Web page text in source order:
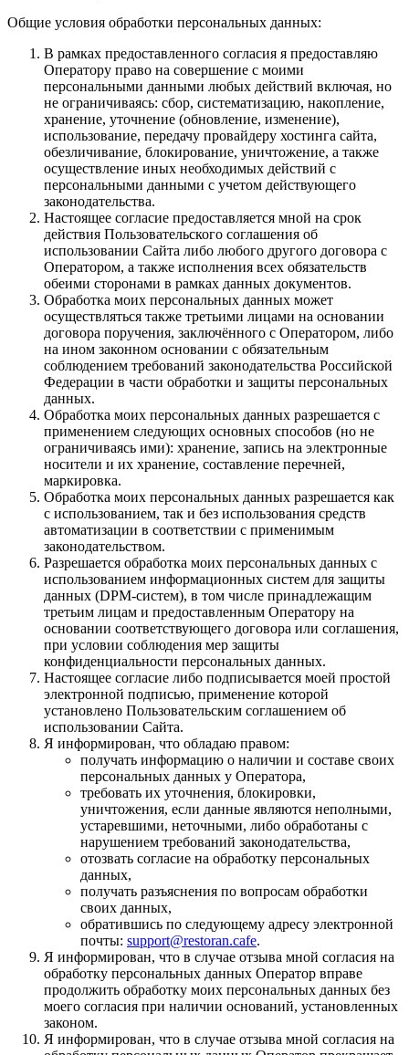
Общие условия обработки персональных данных:
В рамках предоставленного согласия я предоставляю
Оператору право на совершение с моими
персональными данными любых действий включая, но
не ограничиваясь: сбор, систематизацию, накопление,
хранение, уточнение (обновление, изменение),
использование, передачу провайдеру хостинга сайта,
обезличивание, блокирование, уничтожение, а также
осуществление иных необходимых действий с
персональными данными с учетом действующего
законодательства.
Настоящее согласие предоставляется мной на срок
действия Пользовательского соглашения об
использовании Сайта либо любого другого договора с
Оператором, а также исполнения всех обязательств
обеими сторонами в рамках данных документов.
Обработка моих персональных данных может
осуществляться также третьими лицами на основании
договора поручения, заключённого с Оператором, либо
на ином законном основании с обязательным
соблюдением требований законодательства Российской
Федерации в части обработки и защиты персональных
данных.
Обработка моих персональных данных разрешается с
применением следующих основных способов (но не
ограничиваясь ими): хранение, запись на электронные
носители и их хранение, составление перечней,
маркировка.
Обработка моих персональных данных разрешается как
с использованием, так и без использования средств
автоматизации в соответствии с применимым
законодательством.
Разрешается обработка моих персональных данных с
использованием информационных систем для защиты
данных (DPM-систем), в том числе принадлежащим
третьим лицам и предоставленным Оператору на
основании соответствующего договора или соглашения,
при условии соблюдения мер защиты
конфиденциальности персональных данных.
Настоящее согласие либо подписывается моей простой
электронной подписью, применение которой
установлено Пользовательским соглашением об
использовании Сайта.
Я информирован, что обладаю правом:
получать информацию о наличии и составе своих
персональных данных у Оператора,
требовать их уточнения, блокировки,
уничтожения, если данные являются неполными,
устаревшими, неточными, либо обработаны с
нарушением требований законодательства,
отозвать согласие на обработку персональных
данных,
получать разъяснения по вопросам обработки
своих данных,
обратившись по следующему адресу электронной
почты: support@restoran.cafe.
Я информирован, что в случае отзыва мной согласия на
обработку персональных данных Оператор вправе
продолжить обработку моих персональных данных без
моего согласия при наличии оснований, установленных
законом.
Я информирован, что в случае отзыва мной согласия на